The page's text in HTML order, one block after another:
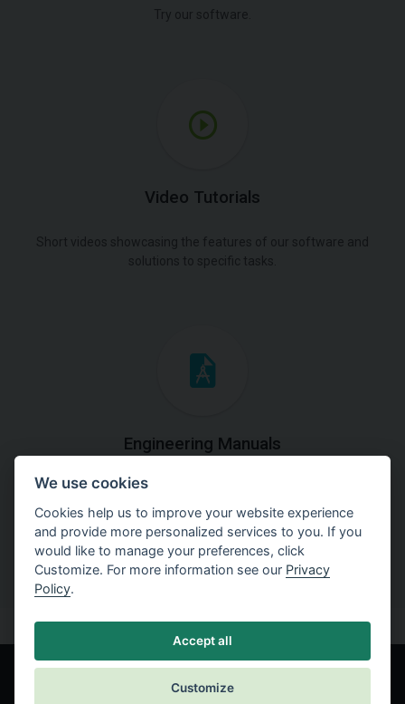
Try our software.
Video Tutorials
Short videos showcasing the features of our software and
solutions to specific tasks.
Engineering Manuals
Step by steps guides on how
to solve a specific tasks.
We use cookies
Cookies help us to improve your website experience
and provide more personalized services to you. If you
would like to manage your preferences, click
Customize. For more information see our Privacy
Policy.
Accept all
Customize